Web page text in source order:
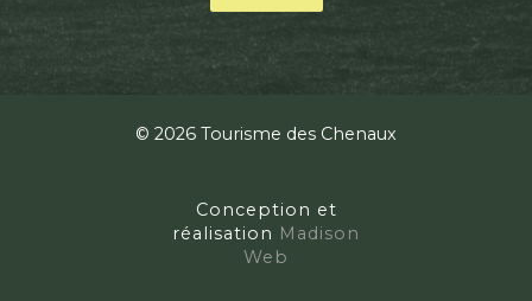
© 2026 Tourisme des Chenaux
Conception et
réalisation Madison
Web